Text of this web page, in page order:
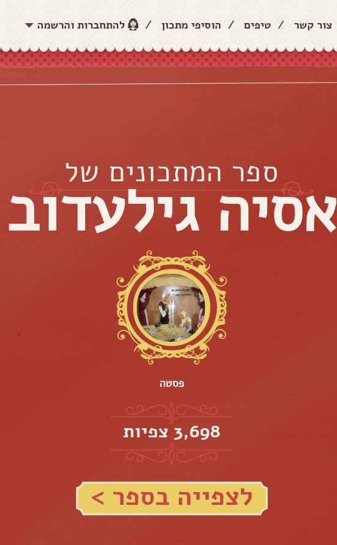
צור קשר / טיפים / הוסיפי מתכון / להתחברות והרשמה
ספר המתכונים של
אסיה גילעדוב
פסטה
3,698 צפיות
לצפייה בספר >